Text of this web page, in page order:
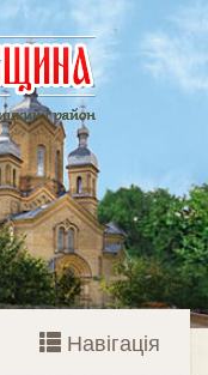
Навігація